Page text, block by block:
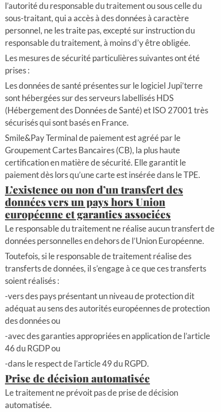
l’autorité du responsable du traitement ou sous celle du
sous-traitant, qui a accès à des données à caractère
personnel, ne les traite pas, excepté sur instruction du
responsable du traitement, à moins d’y être obligée.
Les mesures de sécurité particulières suivantes ont été
prises :
Les données de santé présentes sur le logiciel Jupi’terre
sont hébergées sur des serveurs labellisés HDS
(Hébergement des Données de Santé) et ISO 27001 très
sécurisés qui sont basés en France.
Smile&Pay Terminal de paiement est agréé par le
Groupement Cartes Bancaires (CB), la plus haute
certification en matière de sécurité. Elle garantit le
paiement dès lors qu’une carte est insérée dans le TPE.
L’existence ou non d’un transfert des
données vers un pays hors Union
européenne et garanties associées
Le responsable du traitement ne réalise aucun transfert de
données personnelles en dehors de l’Union Européenne.
Toutefois, si le responsable de traitement réalise des
transferts de données, il s’engage à ce que ces transferts
soient réalisés :
-vers des pays présentant un niveau de protection dit
adéquat au sens des autorités européennes de protection
des données ou
-avec des garanties appropriées en application de l’article
46 du RGDP ou
-dans le respect de l’article 49 du RGPD.
Prise de décision automatisée
Le traitement ne prévoit pas de prise de décision
automatisée.